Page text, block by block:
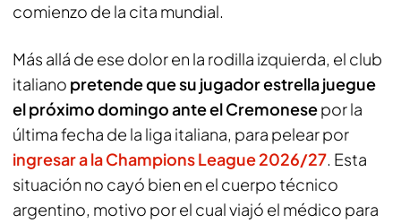
comienzo de la cita mundial.
Más allá de ese dolor en la rodilla izquierda, el club
italiano pretende que su jugador estrella juegue
el próximo domingo ante el Cremonesepor la
última fecha de la liga italiana, para pelear por
ingresar a la Champions League 2026/27. Esta
situación no cayó bien en el cuerpo técnico
argentino, motivo por el cual viajó el médico para